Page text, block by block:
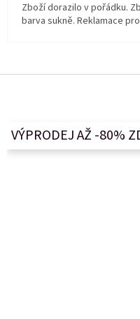
Zboží dorazilo v pořádku.
barva sukně. Reklamace
VÝPRODEJ AŽ -80%